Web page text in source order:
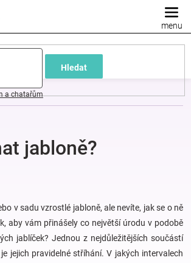
Hledat
a chatařům
jabloně?
v sadu vzrostlé jabloně, ale nevíte, jak se o ně
aby vám přinášely co největší úrodu v podobě
jablíček? Jednou z nejdůležitějších součástí
jejich pravidelné stříhání. V jakých intervalech